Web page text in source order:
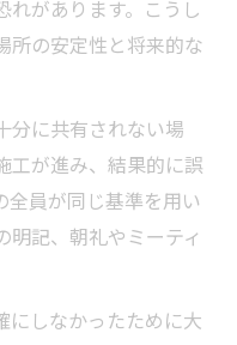
があります。こうし
所の安定性と将来的な
分に共有されない場
工が進み、結果的に誤
員が同じ基準を用い
明記、朝礼やミーティ
にしなかったために大